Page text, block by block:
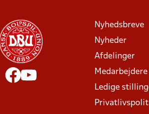
Nyhedsbreve
Nyheder
Afdelinger
Medarbejdere
Ledige